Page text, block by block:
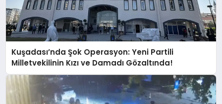
Kuşadası’nda Şok Operasyon: Yeni Partili
Milletvekilinin Kızı ve Damadı Gözaltında!